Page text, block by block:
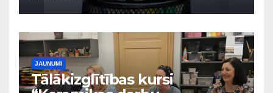
JAUNUMI
Tālākizglītības kursi